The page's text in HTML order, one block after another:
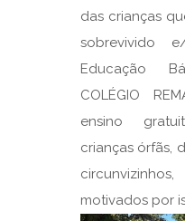
das crianças
sobrevivido
Educação
COLÉGIO
ensino
crianças órfãs,
motivados por